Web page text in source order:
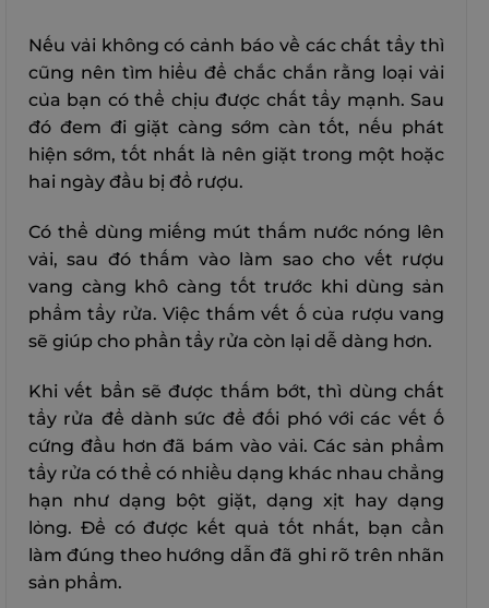
Nếu vải không có cảnh báo về các chất tẩy thì
cũng nên tìm hiểu để chắc chắn rằng loại vải
của bạn có thể chịu được chất tẩy mạnh. Sau
đó đem đi giặt càng sớm càn tốt, nếu phát
hiện sớm, tốt nhất là nên giặt trong một hoặc
hai ngày đầu bị đổ rượu.
Có thể dùng miếng mút thấm nước nóng lên
vải, sau đó thấm vào làm sao cho vết rượu
vang càng khô càng tốt trước khi dùng sản
phẩm tẩy rửa. Việc thấm vết ố của rượu vang
sẽ giúp cho phần tẩy rửa còn lại dễ dàng hơn.
Khi vết bẩn sẽ được thấm bớt, thì dùng chất
tẩy rửa để dành sức để đối phó với các vết ố
cứng đầu hơn đã bám vào vải. Các sản phẩm
tẩy rửa có thể có nhiều dạng khác nhau chẳng
hạn như dạng bột giặt, dạng xịt hay dạng
lỏng. Để có được kết quả tốt nhất, bạn cần
làm đúng theo hướng dẫn đã ghi rõ trên nhãn
sản phẩm.